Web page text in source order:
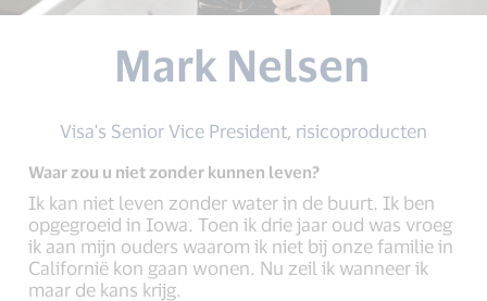
Mark Nelsen
Visa's Senior Vice President, risicoproducten
Waar zou u niet zonder kunnen leven?
Ik kan niet leven zonder water in de buurt. Ik ben
opgegroeid in Iowa. Toen ik drie jaar oud was vroeg
ik aan mijn ouders waarom ik niet bij onze familie in
Californië kon gaan wonen. Nu zeil ik wanneer ik
maar de kans krijg.